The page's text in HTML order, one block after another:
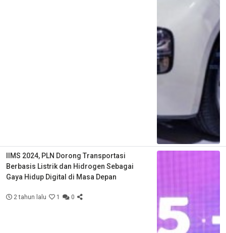
IIMS 2024, PLN Dorong Transportasi
Berbasis Listrik dan Hidrogen Sebagai
Gaya Hidup Digital di Masa Depan
2 tahun lalu 1 0